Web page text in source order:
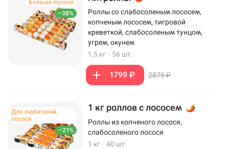
–38%
Больше лосося
Роллы со слабосоленым лососем,
копченым лососем, тигровой
креветкой, слабосоленым тунцом,
угрем, окунем
1,5 кг · 56 шт.
1799 ₽ 2879 ₽
–21%
Для любителей
лосося
1 кг роллов с лососем
Роллы из копченого лосося,
слабосоленого лосося
1 кг · 40 шт.